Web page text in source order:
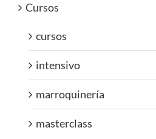
Cursos
cursos
intensivo
marroquinería
masterclass